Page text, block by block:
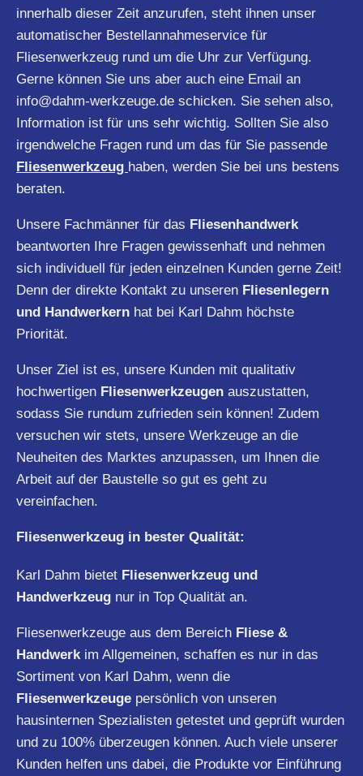
innerhalb dieser Zeit anzurufen, steht ihnen unser
automatischer Bestellannahmeservice für
Fliesenwerkzeug rund um die Uhr zur Verfügung.
Gerne können Sie uns aber auch eine Email an
info@dahm-werkzeuge.de schicken. Sie sehen also,
Information ist für uns sehr wichtig. Sollten Sie also
irgendwelche Fragen rund um das für Sie passende
Fliesenwerkzeug haben, werden Sie bei uns bestens
beraten.
Unsere Fachmänner für das Fliesenhandwerk
beantworten Ihre Fragen gewissenhaft und nehmen
sich individuell für jeden einzelnen Kunden gerne Zeit!
Denn der direkte Kontakt zu unseren Fliesenlegern
und Handwerkern hat bei Karl Dahm höchste
Priorität.
Unser Ziel ist es, unsere Kunden mit qualitativ
hochwertigen Fliesenwerkzeugen auszustatten,
sodass Sie rundum zufrieden sein können! Zudem
versuchen wir stets, unsere Werkzeuge an die
Neuheiten des Marktes anzupassen, um Ihnen die
Arbeit auf der Baustelle so gut es geht zu
vereinfachen.
Fliesenwerkzeug in bester Qualität:
Karl Dahm bietet Fliesenwerkzeug und
Handwerkzeug nur in Top Qualität an.
Fliesenwerkzeuge aus dem Bereich Fliese &
Handwerk im Allgemeinen, schaffen es nur in das
Sortiment von Karl Dahm, wenn die
Fliesenwerkzeuge persönlich von unseren
hausinternen Spezialisten getestet und geprüft wurden
und zu 100% überzeugen können. Auch viele unserer
Kunden helfen uns dabei, die Produkte vor Einführung